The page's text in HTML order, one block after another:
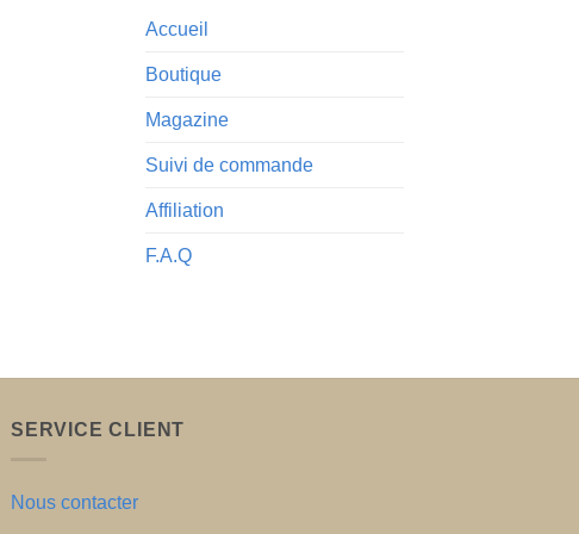
Accueil
Boutique
Magazine
Suivi de commande
Affiliation
F.A.Q
SERVICE CLIENT
Nous contacter